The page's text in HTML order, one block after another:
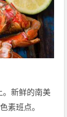
。新鲜的南美
素班点。